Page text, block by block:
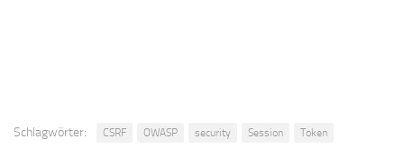
Schlagwörter: CSRF OWASP security Session Token